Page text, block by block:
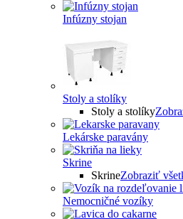
Infúzny stojan
Stoly a stolíky
Stoly a stolíky
Lekárske paravány
Skrine
SkrineZobraziť
Nemocničné vozíky